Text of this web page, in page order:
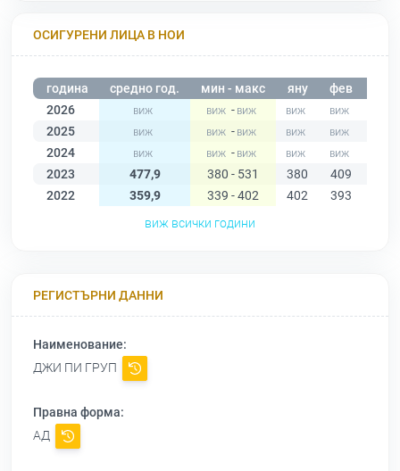
ОСИГУРЕНИ ЛИЦА В НОИ
година средно год. мин - макс яну фев
2026
-
2025
-
2024
-
2023
477,9 380 - 531 380 409
2022
359,9 339 - 402 402 393
виж всички години
РЕГИСТЪРНИ ДАННИ
Наименование:
ДЖИ ПИ ГРУП
Правна форма:
АД